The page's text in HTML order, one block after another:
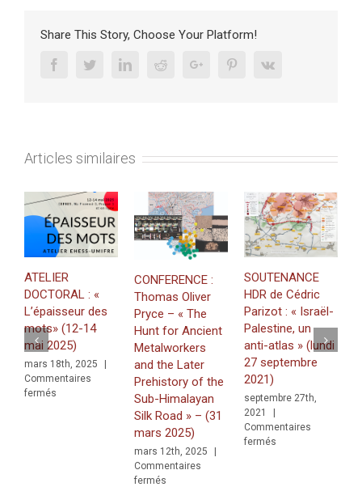
Share This Story, Choose Your Platform!
FacebookTwitterLinkedinRedditGoogle+ PinterestVk
Articles similaires
ATELIER
DOCTORAL : «
L’épaisseur des
mots» (12-14
mai 2025)
mars 18th, 2025
Commentaires
fermés
CONFERENCE :
Thomas Oliver
Pryce – « The
Hunt for Ancient
Metalworkers
and the Later
Prehistory of the
Sub-Himalayan
Silk Road » – (31
mars 2025)
mars 12th, 2025
|
Commentaires
fermés
SOUTENANCE
HDR de Cédric
Parizot : « Israël-
Palestine, un
anti-atlas » (lundi
27 septembre
2021)
septembre 27th,
2021
Commentaires
fermés